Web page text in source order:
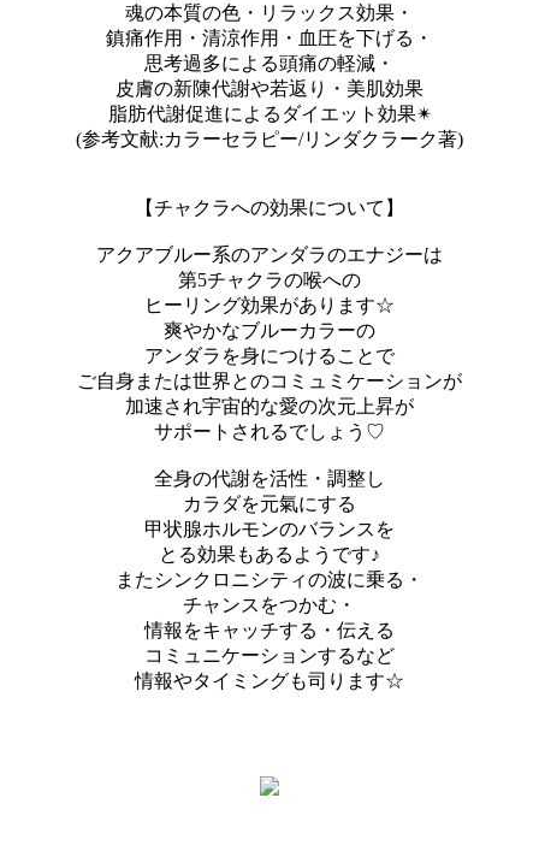
魂の本質の色・リラックス効果・
鎮痛作用・清涼作用・血圧を下げる・
思考過多による頭痛の軽減・
皮膚の新陳代謝や若返り・美肌効果
脂肪代謝促進によるダイエット効果✴︎
(参考文献:カラーセラピー/リンダクラーク著)
【チャクラへの効果について】
アクアブルー系のアンダラのエナジーは
第5チャクラの喉への
ヒーリング効果があります☆
爽やかなブルーカラーの
アンダラを身につけることで
ご自身または世界とのコミュミケーションが
加速され宇宙的な愛の次元上昇が
サポートされるでしょう♡
全身の代謝を活性・調整し
カラダを元氣にする
甲状腺ホルモンのバランスを
とる効果もあるようです♪
またシンクロニシティの波に乗る・
チャンスをつかむ・
情報をキャッチする・伝える
コミュニケーションするなど
情報やタイミングも司ります☆